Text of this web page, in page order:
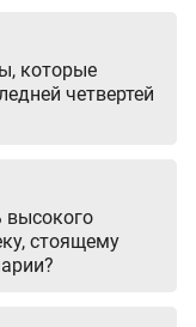
которые
четвертей
высокого
стоящему